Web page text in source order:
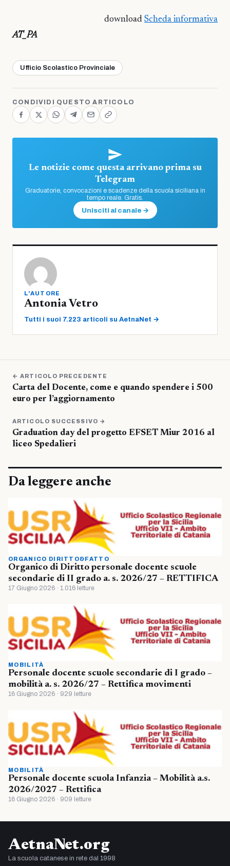
download Scheda informativa
AT_PA
Ufficio Scolastico Provinciale
CONDIVIDI QUESTO ARTICOLO
Le notizie come questa arrivano prima su
Telegram
Graduatorie, convocazioni e scadenze della scuola siciliana in
tempo reale. Gratis.
Unisciti al canale →
L'AUTORE
Antonia Vetro
Tutti i suoi 7.223 articoli su AetnaNet →
← ARTICOLO PRECEDENTE
Carta del Docente, come e quando spendere i 500
euro per l’aggiornamento
ARTICOLO SUCCESSIVO →
Graduation day del progetto EFSET Miur 2016 al
liceo Spedalieri
Da leggere anche
ORGANICO DIRITTO&FATTO
Organico di Diritto personale docente scuole
secondarie di II grado a. s. 2026/27 – RETTIFICA
17 Giugno 2026 · 1.016 letture
MOBILITÀ
Personale docente scuole secondarie di I grado –
mobilità a. s. 2026/27 – Rettifica movimenti
16 Giugno 2026 · 929 letture
MOBILITÀ
Personale docente scuola Infanzia – Mobilità a.s.
2026/2027 – Rettifica
16 Giugno 2026 · 909 letture
AetnaNet.org
La scuola catanese in rete dal 1998